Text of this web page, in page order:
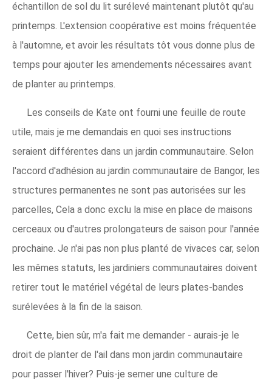
échantillon de sol du lit surélevé maintenant plutôt qu'au
printemps. L'extension coopérative est moins fréquentée
à l'automne, et avoir les résultats tôt vous donne plus de
temps pour ajouter les amendements nécessaires avant
de planter au printemps.
Les conseils de Kate ont fourni une feuille de route
utile, mais je me demandais en quoi ses instructions
seraient différentes dans un jardin communautaire. Selon
l'accord d'adhésion au jardin communautaire de Bangor, les
structures permanentes ne sont pas autorisées sur les
parcelles, Cela a donc exclu la mise en place de maisons
cerceaux ou d'autres prolongateurs de saison pour l'année
prochaine. Je n'ai pas non plus planté de vivaces car, selon
les mêmes statuts, les jardiniers communautaires doivent
retirer tout le matériel végétal de leurs plates-bandes
surélevées à la fin de la saison.
Cette, bien sûr, m'a fait me demander - aurais-je le
droit de planter de l'ail dans mon jardin communautaire
pour passer l'hiver? Puis-je semer une culture de